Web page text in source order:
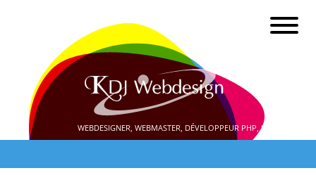
WEBDESIGNER, WEBMASTER, DÉVELOPPEUR PHP, SEO